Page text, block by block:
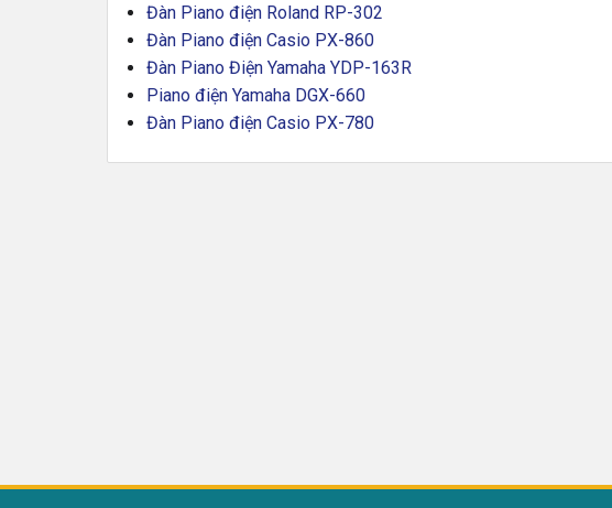
Đàn Piano điện Roland RP-302
Đàn Piano điện Casio PX-860
Đàn Piano Điện Yamaha YDP-163R
Piano điện Yamaha DGX-660
Đàn Piano điện Casio PX-780